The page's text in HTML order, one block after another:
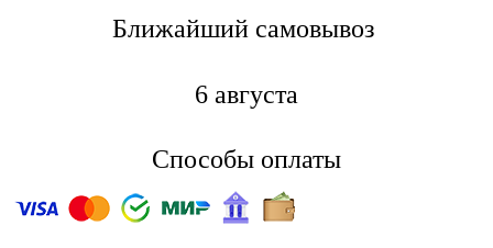
Ближайший самовывоз
6 августа
Способы оплаты